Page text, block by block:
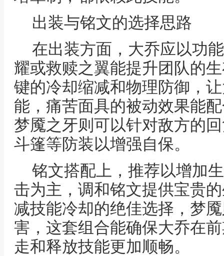
出装与铭文的选择思路
在出装方面，大乔应以功
耀或救赎之翼能提升团队的
键的冷却缩减和物理防御，
能，痛苦面具的被动效果能
梦魇之牙则可以针对敌方的
斗篷等防装以增强自保。
铭文搭配上，推荐以增加
击为主，调和铭文提供宝贵
减技能冷却的绝佳选择，梦
害，这套组合能确保大乔在
走和释放技能更加顺畅。